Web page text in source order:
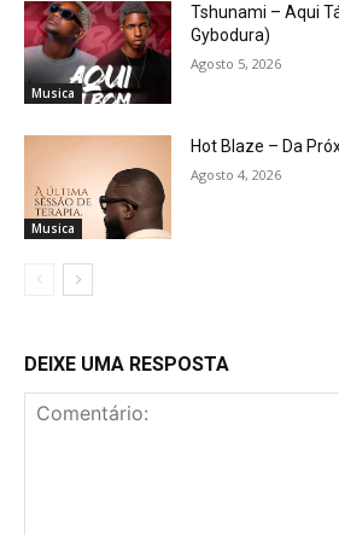
Musica
Tshunami – Aqui
Gybodura)
Agosto 5, 2026
Musica
Hot Blaze – Da
Agosto 4, 2026
DEIXE UMA RESPOSTA